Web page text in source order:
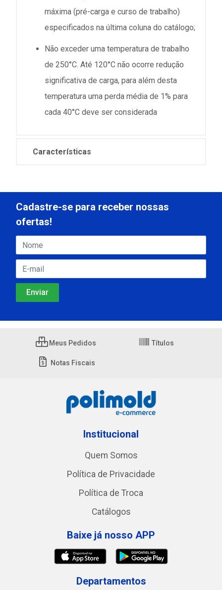
máxima (pré-carga e curso de trabalho)
especificados na última coluna do catálogo;
Não exceder uma temperatura de trabalho
de 250°C. Até 120°C não ocorre redução
significativa de carga, para além desta
temperatura uma perda média de 1% para
cada 40°C deve ser considerada
Características
Cadastre-se para receber nossas
ofertas!
Meus Pedidos Títulos
Notas Fiscais
Institucional
Quem Somos
Política de Privacidade
Política de Troca
Catálogos
Baixe já nosso APP
Departamentos